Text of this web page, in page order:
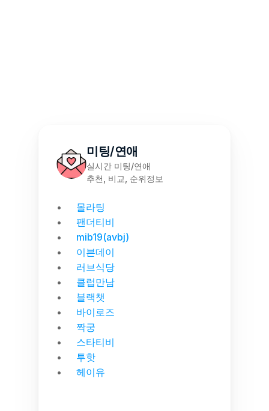
미팅/연애
실시간 미팅/연애
추천, 비교, 순위정보
몰라팅
팬더티비
mib19(avbj)
이븐데이
러브식당
클럽만남
블랙챗
바이로즈
짝궁
스타티비
투핫
헤이유